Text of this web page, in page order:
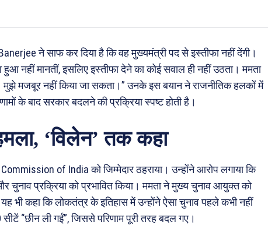
ने साफ कर दिया है कि वह मुख्यमंत्री पद से इस्तीफा नहीं देंगी।
नहीं मानतीं, इसलिए इस्तीफा देने का कोई सवाल ही नहीं उठता। ममता
मुझे मजबूर नहीं किया जा सकता।” उनके इस बयान ने राजनीतिक हलकों में
के बाद सरकार बदलने की प्रक्रिया स्पष्ट होती है।
‘विलेन’ तक कहा
of India को जिम्मेदार ठहराया। उन्होंने आरोप लगाया कि
चुनाव प्रक्रिया को प्रभावित किया। ममता ने मुख्य चुनाव आयुक्त को
भी कहा कि लोकतंत्र के इतिहास में उन्होंने ऐसा चुनाव पहले कभी नहीं
“छीन ली गईं”, जिससे परिणाम पूरी तरह बदल गए।